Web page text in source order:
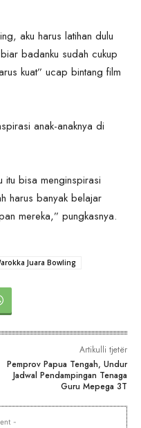
aku harus latihan dulu
badanku sudah cukup
kuat” ucap bintang film
anak-anaknya di
itu bisa menginspirasi
harus banyak belajar
mereka,” pungkasnya.
Juara Bowling
Artikulli tjetër
Pemprov Papua Tengah, Undur
Jadwal Pendampingan Tenaga
Guru Mepega 3T
-